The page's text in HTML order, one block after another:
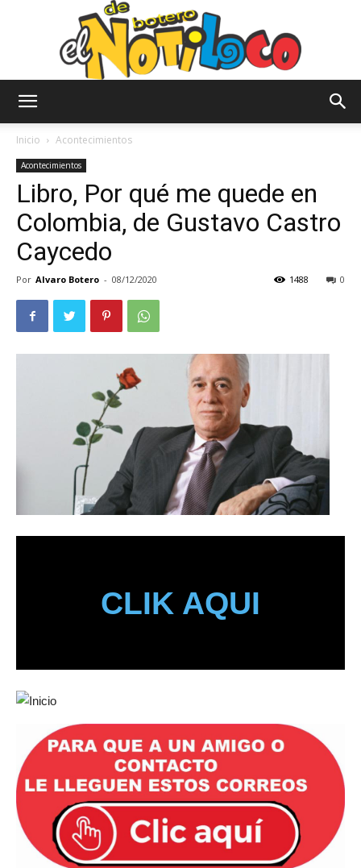
Notiloco
Inicio Acontecimientos
Acontecimientos
Libro, Por qué me quede en
Colombia, de Gustavo Castro
Caycedo
Por Alvaro Botero - 08/12/2020 0
1488
CLIK AQUI